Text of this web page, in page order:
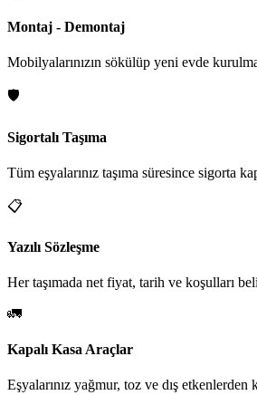
Montaj - Demontaj
Mobilyalarınızın sökülüp yeni evde
🛡️
Sigortalı Taşıma
Tüm eşyalarınız taşıma süresince sigorta
📋
Yazılı Sözleşme
Her taşımada net fiyat, tarih ve koşulları
🚛
Kapalı Kasa Araçlar
Eşyalarınız yağmur, toz ve dış etkenlerden